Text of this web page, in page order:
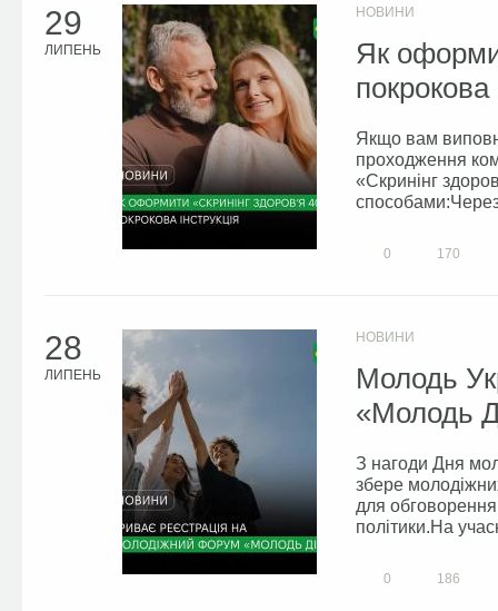
29
ЛИПЕНЬ
НОВИНИ
Як
покрокова
Якщо вам
проходження
«Скринінг
0 170
28
ЛИПЕНЬ
НОВИНИ
Молодь
«Молодь
З нагоди Дня
збере
для
політики.На
0 186